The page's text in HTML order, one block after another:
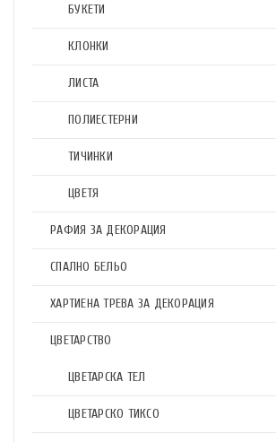
БУКЕТИ
КЛОНКИ
ЛИСТА
ПОЛИЕСТЕРНИ
ТИЧИНКИ
ЦВЕТЯ
РАФИЯ ЗА ДЕКОРАЦИЯ
СПАЛНО БЕЛЬО
ХАРТИЕНА ТРЕВА ЗА ДЕКОРАЦИЯ
ЦВЕТАРСТВО
ЦВЕТАРСКА ТЕЛ
ЦВЕТАРСКО ТИКСО